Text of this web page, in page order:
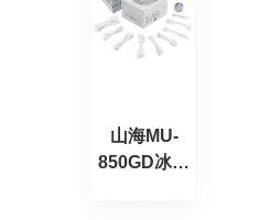
山海MU-
850GD冰山